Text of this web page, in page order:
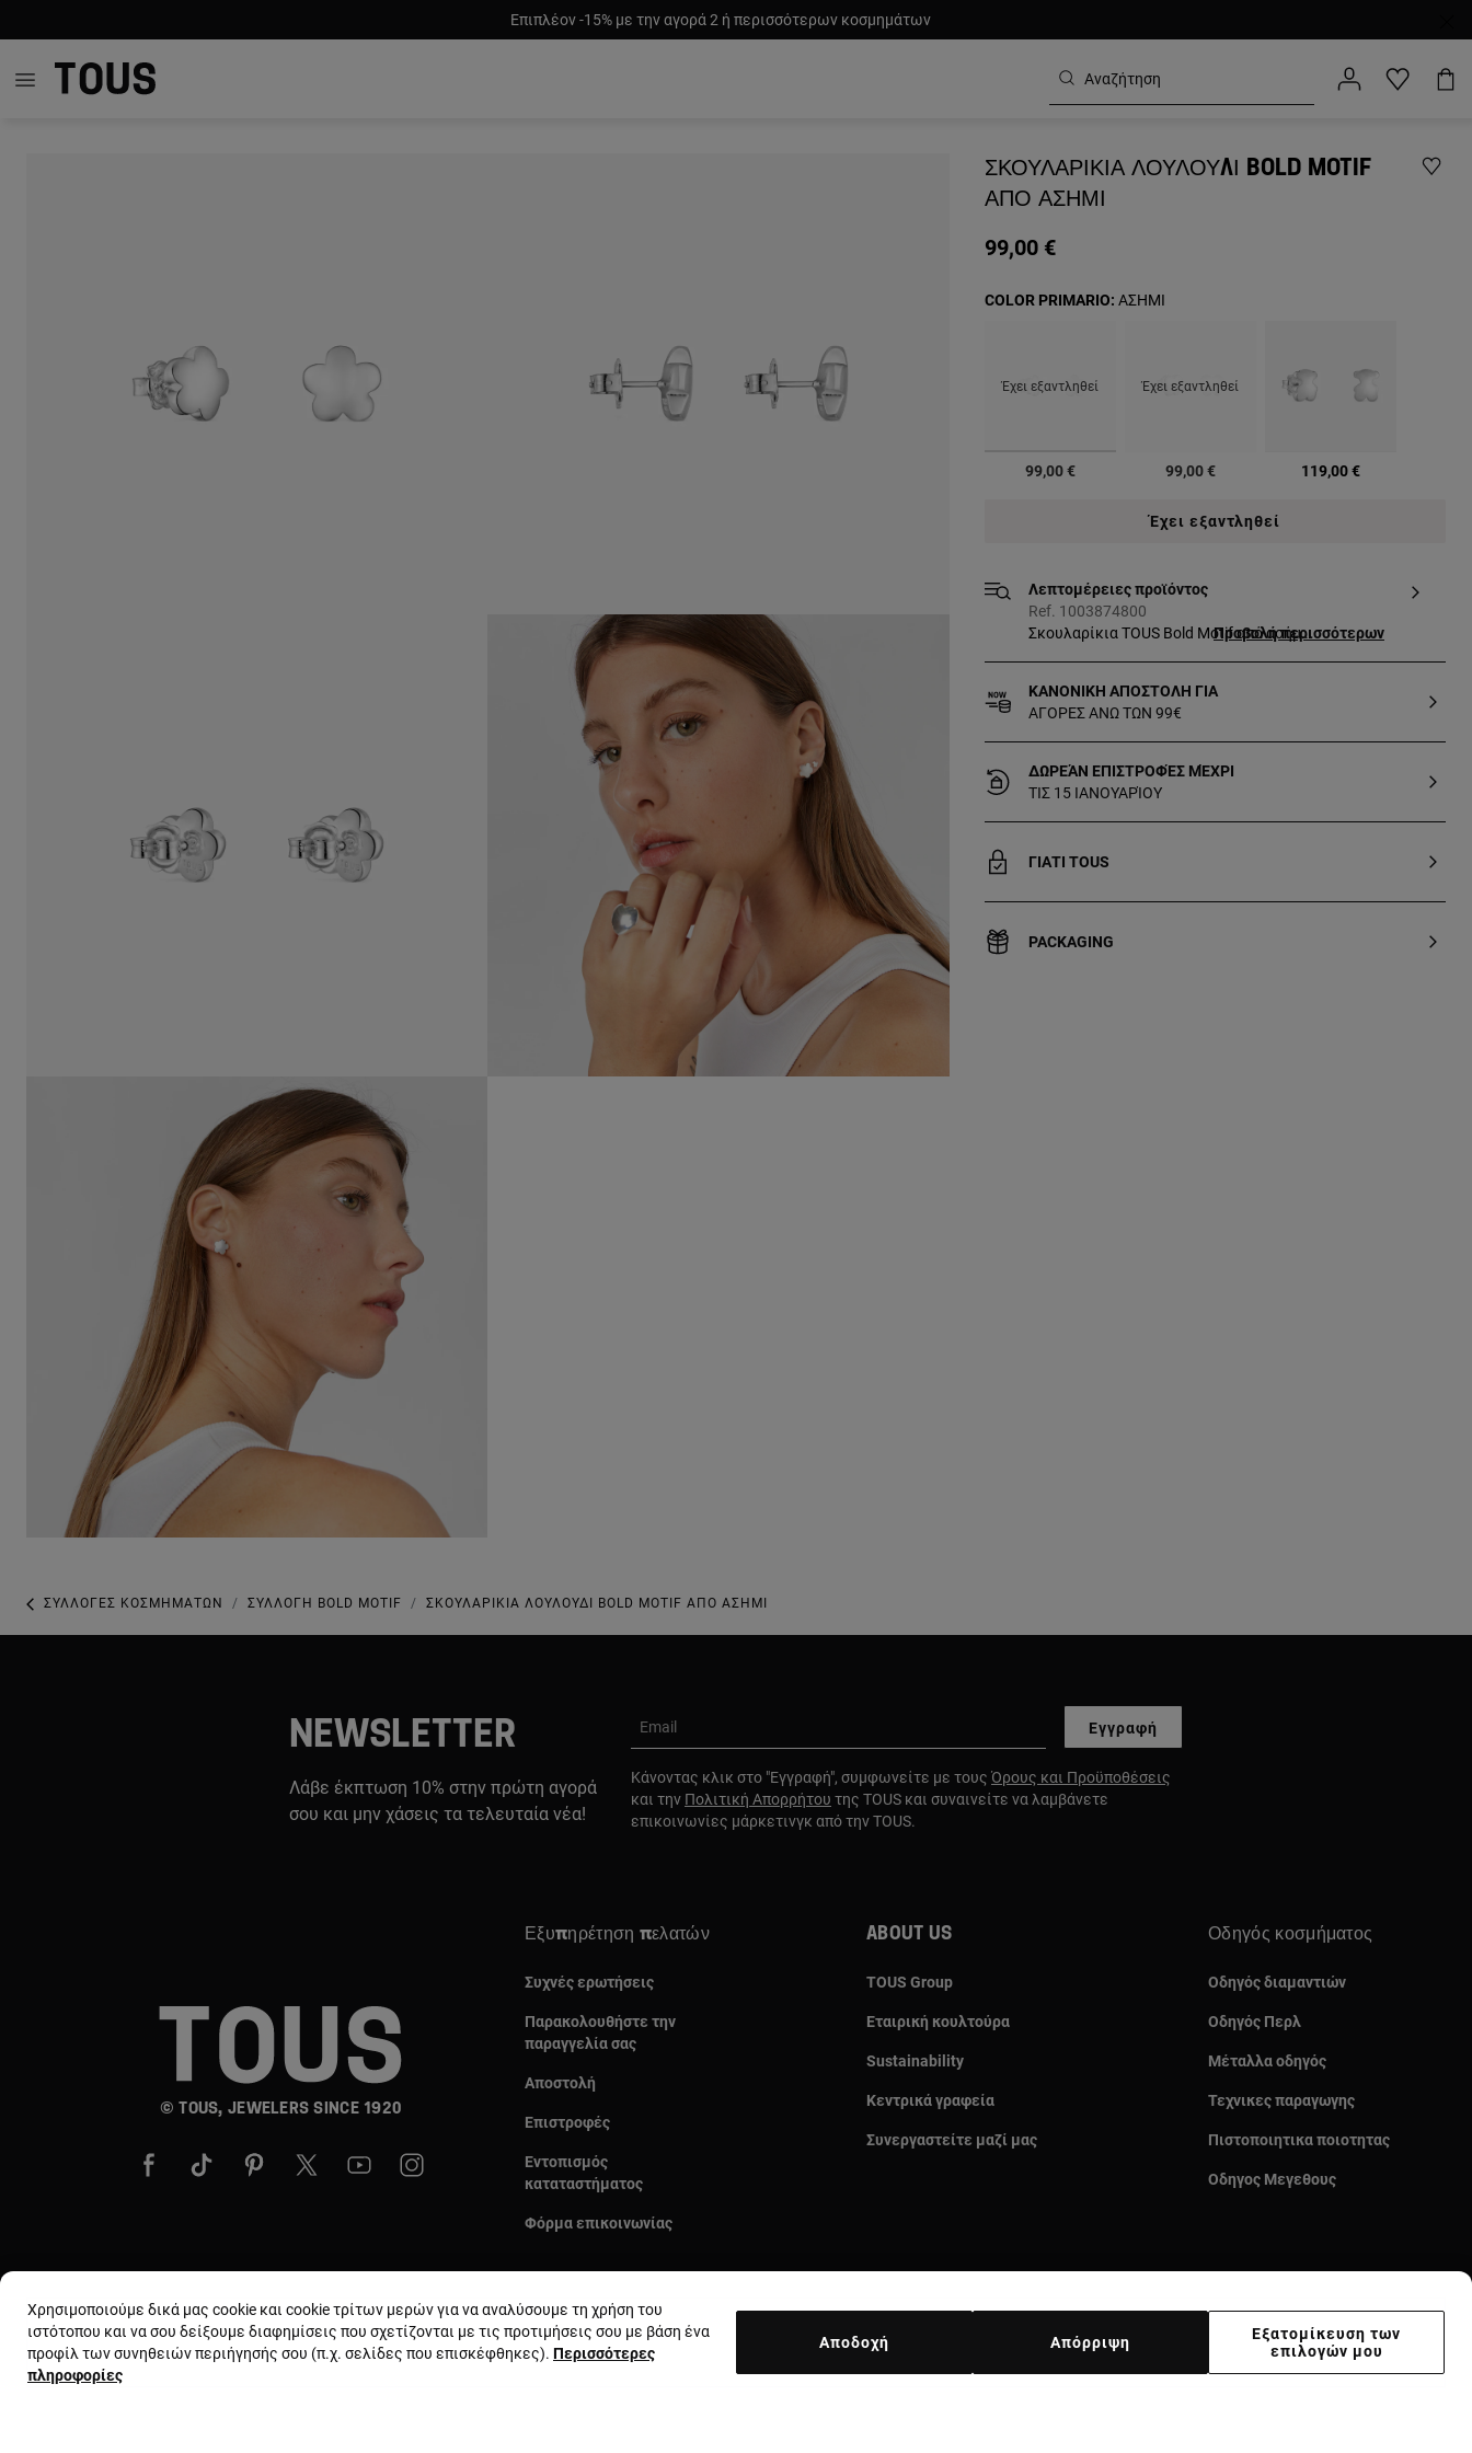
Επιπλέον -15% με την αγορά 2 ή περισσότερων κοσμημάτων
ΣΚΟΥΛΑΡΊΚΙΑ ΛΟΥΛΟΎΔΙ BOLD MOTIF
ΑΠΌ ΑΣΉΜΙ
99,00 €
Έχει εξαντληθεί
επιλεγμένα
99,00 €
Έχει εξαντληθεί
99,00 € 119,00 €
COLOR PRIMARIO: ΑΣΗΜΙ
Έχει εξαντληθεί
Λεπτομέρειες προϊόντος
Ref. 1003874800
Σκουλαρίκια TOUS Bold Motif από ασήμι
5 mm. Με κούμπωμα πεταλούδα.
Προβολή περισσότερων
ΚΑΝΟΝΙΚΗ ΑΠΟΣΤΟΛΗ ΓΙΑ
ΑΓΟΡΕΣ ΑΝΩ ΤΩΝ 99€
ΔΩΡΕΆΝ ΕΠΙΣΤΡΟΦΈΣ ΜΈΧΡΙ
ΤΙΣ 15 ΙΑΝΟΥΑΡΊΟΥ
ΓΙΑΤΙ TOUS
PACKAGING
ΣΥΛΛΟΓΈΣ ΚΟΣΜΗΜΆΤΩΝ ΣΥΛΛΟΓΉ BOLD MOTIF ΣΚΟΥΛΑΡΊΚΙΑ ΛΟΥΛΟΎΔΙ BOLD MOTIF ΑΠΌ ΑΣΉΜΙ
NEWSLETTER
Λάβε έκπτωση 10% στην πρώτη αγορά
σου και μην χάσεις τα τελευταία νέα!
Email Εγγραφή
Κάνοντας κλικ στο "Εγγραφή", συμφωνείτε με τους Όρους και Προϋποθέσεις
και την Πολιτική Απορρήτου της TOUS και συναινείτε να λαμβάνετε
επικοινωνίες μάρκετινγκ από την TOUS.
© TOUS, JEWELERS SINCE 1920
Εξυπηρέτηση πελατών
Συχνές ερωτήσεις
Παρακολουθήστε την
παραγγελία σας
Αποστολή
Επιστροφές
Εντοπισμός
καταταστήματος
Φόρμα επικοινωνίας
About us
TOUS Group
Εταιρική κουλτούρα
Sustainability
Κεντρικά γραφεία
Συνεργαστείτε μαζί μας
Οδηγός κοσμήματος
Οδηγός διαμαντιών
Οδηγός Περλ
Μέταλλα οδηγός
Τεχνικες παραγωγης
Πιστοποιητικα ποιοτητας
Οδηγος Μεγεθους
Χώρα και νόμισμα:
Χρησιμοποιούμε δικά μας cookie και cookie τρίτων μερών για να αναλύσουμε τη χρήση του
ιστότοπου και να σου δείξουμε διαφημίσεις που σχετίζονται με τις προτιμήσεις σου με βάση ένα
προφίλ των συνηθειών περιήγησής σου (π.χ. σελίδες που επισκέφθηκες). Περισσότερες
πληροφορίες
Εξατομίκευση των
επιλογών μου
Απόρριψη
Αποδοχή